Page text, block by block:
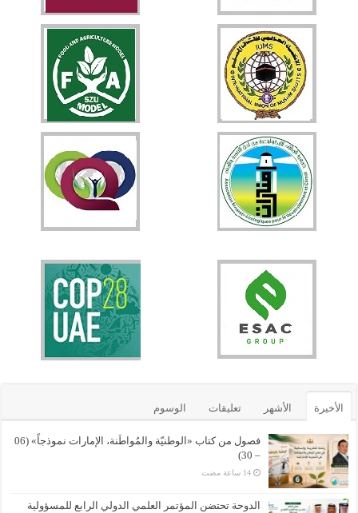
الأخيرة الأشهر تعليقات الوسوم
فصول من كتاب «الوطنيّة والمُواطَنة، الإمارات نموذجاً» (06
– 30)
الدوحة تحتضن المؤتمر العلمي الدولي الرابع للمسؤولية